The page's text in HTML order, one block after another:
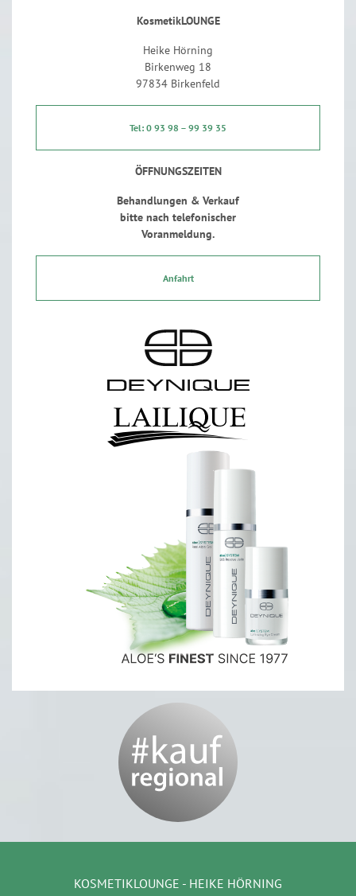
KosmetikLOUNGE
Heike Hörning
Birkenweg 18
97834 Birkenfeld
Tel: 0 93 98 – 99 39 35
ÖFFNUNGSZEITEN
Behandlungen & Verkauf
bitte nach telefonischer
Voranmeldung.
Anfahrt
KOSMETIKLOUNGE - HEIKE HÖRNING